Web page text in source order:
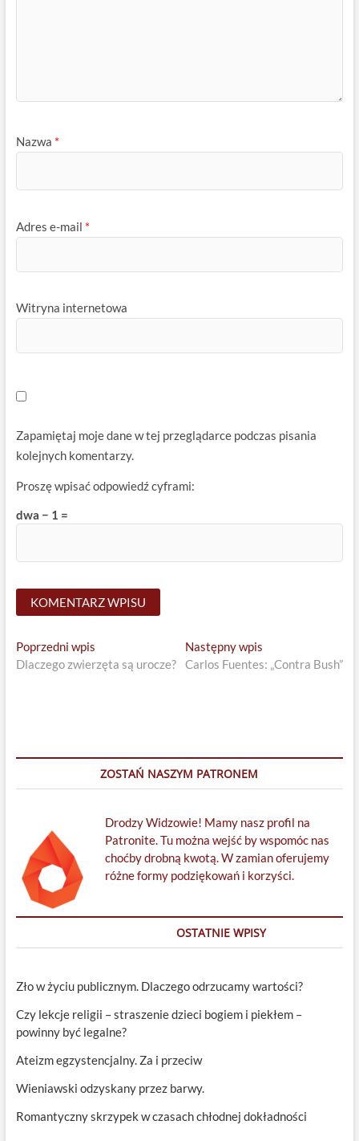
Nazwa *
Adres e-mail *
Witryna internetowa
Zapamiętaj moje dane w tej przeglądarce podczas pisania
kolejnych komentarzy.
Proszę wpisać odpowiedź cyframi:
dwa − 1 =
Nawigacja
wpisu
Poprzedni wpisPrevious
post:
Dlaczego zwierzęta są urocze?
Następny wpis
post:
Carlos Fuentes: „Contra Bush”
ZOSTAŃ NASZYM PATRONEM
Drodzy Widzowie! Mamy nasz profil na
Patronite. Tu można wejść by wspomóc nas
choćby drobną kwotą. W zamian oferujemy
różne formy podziękowań i korzyści.
OSTATNIE WPISY
Zło w życiu publicznym. Dlaczego odrzucamy wartości?
Czy lekcje religii – straszenie dzieci bogiem i piekłem –
powinny być legalne?
Ateizm egzystencjalny. Za i przeciw
Wieniawski odzyskany przez barwy.
Romantyczny skrzypek w czasach chłodnej dokładności